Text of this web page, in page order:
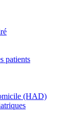
patients
(HAD)